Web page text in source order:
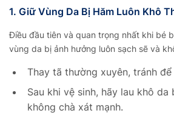
1. Giữ Vùng Da Bị Hăm Luôn Khô
Điều đầu tiên và quan trọng nhất khi bé
vùng da bị ảnh hưởng luôn sạch sẽ và
Thay tã thường xuyên, tránh
Sau khi vệ sinh, hãy lau khô da
không chà xát mạnh.